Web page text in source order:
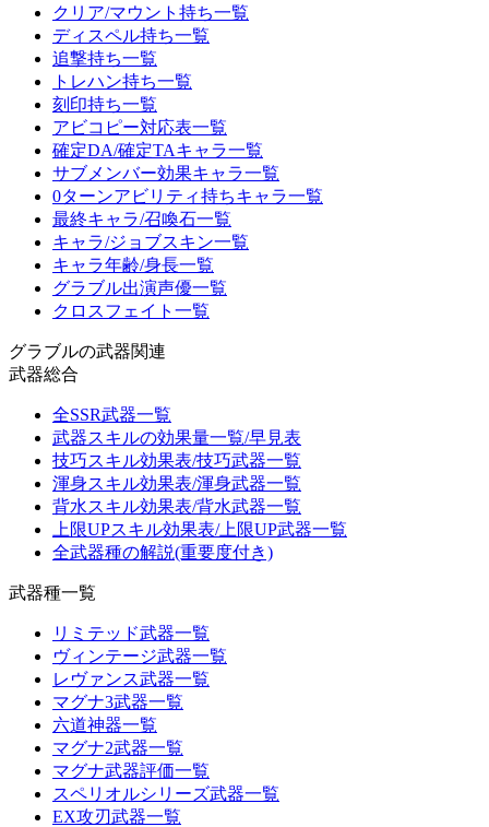
クリア/マウント持ち一覧
ディスペル持ち一覧
追撃持ち一覧
トレハン持ち一覧
刻印持ち一覧
アビコピー対応表一覧
確定DA/確定TAキャラ一覧
サブメンバー効果キャラ一覧
0ターンアビリティ持ちキャラ一覧
最終キャラ/召喚石一覧
キャラ/ジョブスキン一覧
キャラ年齢/身長一覧
グラブル出演声優一覧
クロスフェイト一覧
グラブルの武器関連
武器総合
全SSR武器一覧
武器スキルの効果量一覧/早見表
技巧スキル効果表/技巧武器一覧
渾身スキル効果表/渾身武器一覧
背水スキル効果表/背水武器一覧
上限UPスキル効果表/上限UP武器一覧
全武器種の解説(重要度付き)
武器種一覧
リミテッド武器一覧
ヴィンテージ武器一覧
レヴァンス武器一覧
マグナ3武器一覧
六道神器一覧
マグナ2武器一覧
マグナ武器評価一覧
スペリオルシリーズ武器一覧
EX攻刃武器一覧